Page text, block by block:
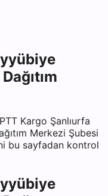
PTT Kargo Şanlıurfa
Merkezi Şubesi
bu sayfadan kontrol